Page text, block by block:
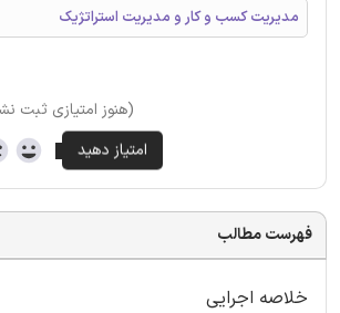
مدیریت کسب و کار و مدیریت استراتژیک
(هنوز امتیازی ثبت
فهرست مطالب
خلاصه اجرایی